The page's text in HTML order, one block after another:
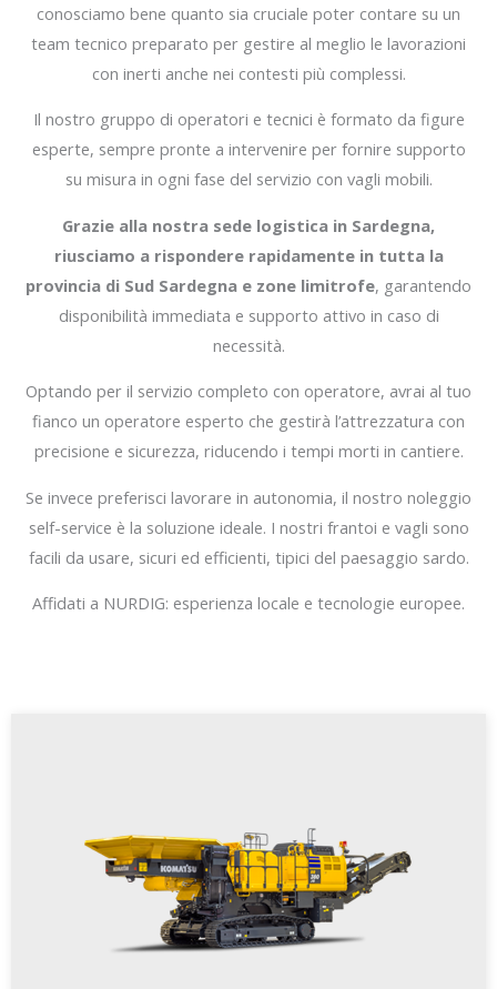
conosciamo bene quanto sia cruciale poter contare su un
team tecnico preparato per gestire al meglio le lavorazioni
con inerti anche nei contesti più complessi.
Il nostro gruppo di operatori e tecnici è formato da figure
esperte, sempre pronte a intervenire per fornire supporto
su misura in ogni fase del servizio con vagli mobili.
Grazie alla nostra sede logistica in Sardegna,
riusciamo a rispondere rapidamente in tutta la
provincia di Sud Sardegna e zone limitrofe, garantendo
disponibilità immediata e supporto attivo in caso di
necessità.
Optando per il servizio completo con operatore, avrai al tuo
fianco un operatore esperto che gestirà l’attrezzatura con
precisione e sicurezza, riducendo i tempi morti in cantiere.
Se invece preferisci lavorare in autonomia, il nostro noleggio
self-service è la soluzione ideale. I nostri frantoi e vagli sono
facili da usare, sicuri ed efficienti, tipici del paesaggio sardo.
Affidati a NURDIG: esperienza locale e tecnologie europee.